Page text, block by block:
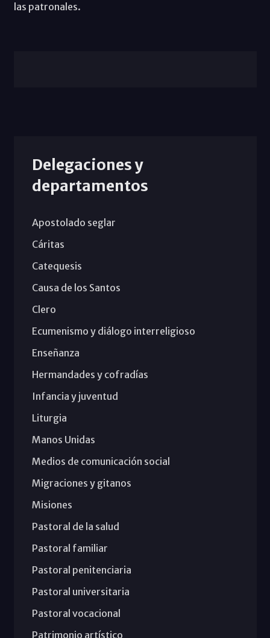
las patronales.
Delegaciones y
departamentos
Apostolado seglar
Cáritas
Catequesis
Causa de los Santos
Clero
Ecumenismo y diálogo interreligioso
Enseñanza
Hermandades y cofradías
Infancia y juventud
Liturgia
Manos Unidas
Medios de comunicación social
Migraciones y gitanos
Misiones
Pastoral de la salud
Pastoral familiar
Pastoral penitenciaria
Pastoral universitaria
Pastoral vocacional
Patrimonio artístico